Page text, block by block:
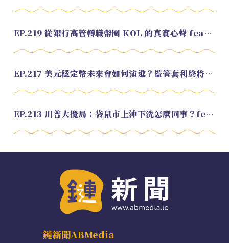
EP.219 從銀行高管轉職幣圈 KOL 的真實心聲 feat.龜大
EP.217 美元穩定幣未來會如何演進？監管套利終將收斂？feat. 研究員 余哲安
EP.213 川普大攪局：袋鼠市上沖下洗怎麼回事？feat. Alvin
鏈新聞ABMedia